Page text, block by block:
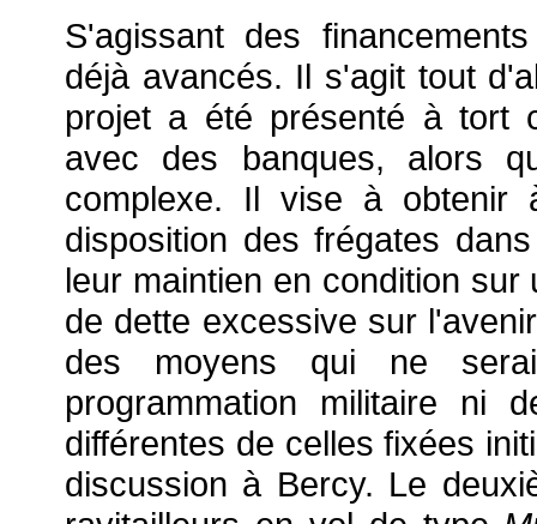
S'agissant des
déjà avancés. Il s'agit tout
projet a été présenté à tort
avec des banques, alors
complexe. Il vise à
disposition des frégates
leur maintien en condition
de dette excessive sur
des moyens qui ne
programmation militaire ni
différentes de celles fixées
discussion à Bercy. Le